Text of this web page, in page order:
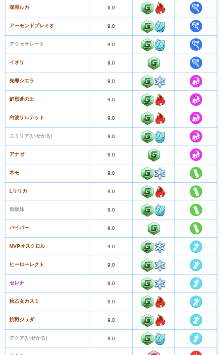
深淵ルカ 9.0
アーモンドプレミオ 9.0
アクセラレータ 9.0
イオリ 9.0
先導シエラ 9.0
鮮烈蒼の王 9.0
白波リルテット 9.0
エミリア(いせかる) 9.0
アナゼ 9.0
ネモ 9.0
Lリリカ 9.0
御坂妹 9.0
バイパー 9.0
MVPオスクロル 9.0
ヒーローレクト 9.0
セレナ 9.0
秋乙女カスミ 9.0
抗戦ジュダ 9.0
アクア(いせかる) 9.0